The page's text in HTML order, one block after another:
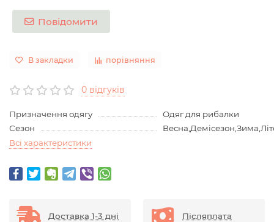
Повідомити
В закладки порівняння
0 відгуків
Призначення одягу
Одяг для рибалки
Сезон
Всі характеристики
Доставка 1-3 дні Післяплата